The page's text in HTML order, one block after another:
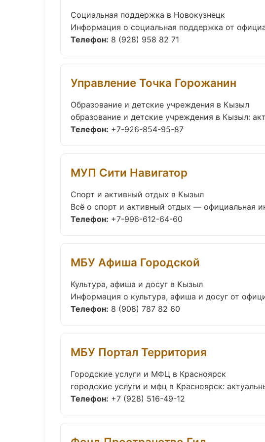
Социальная поддержка в Новокузнецк
Информация о социальная поддержка от
Телефон: 8 (928) 958 82 71
Управление Точка Горожанин
Образование и детские учреждения в Кызыл
образование и детские учреждения в Кызыл:
Телефон: +7-926-854-95-87
МУП Сити Навигатор
Спорт и активный отдых в Кызыл
Всё о спорт и активный отдых — официальная
Телефон: +7-996-612-64-60
МБУ Афиша Городской
Культура, афиша и досуг в Кызыл
Информация о культура, афиша и досуг от
Телефон: 8 (908) 787 82 60
МБУ Портал Территория
Городские услуги и МФЦ в Красноярск
городские услуги и мфц в Красноярск:
Телефон: +7 (928) 516-49-12